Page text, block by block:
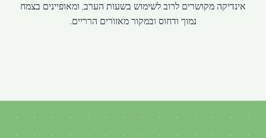
אינדיקה מקושרים לרוב לשימוש בשעות הערב, ומאופיינים בצמח
נמוך ודחוס ובמקור מאזורים הרריים.